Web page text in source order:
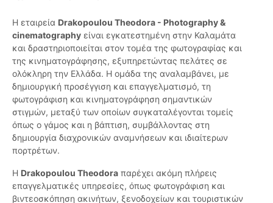
Η εταιρεία Drakopoulou Theodora - Photography &
cinematography είναι εγκατεστημένη στην Καλαμάτα
και δραστηριοποιείται στον τομέα της φωτογραφίας και
της κινηματογράφησης, εξυπηρετώντας πελάτες σε
ολόκληρη την Ελλάδα. Η ομάδα της αναλαμβάνει, με
δημιουργική προσέγγιση και επαγγελματισμό, τη
φωτογράφιση και κινηματογράφηση σημαντικών
στιγμών, μεταξύ των οποίων συγκαταλέγονται τομείς
όπως ο γάμος και η βάπτιση, συμβάλλοντας στη
δημιουργία διαχρονικών αναμνήσεων και ιδιαίτερων
πορτρέτων.
Η Drakopoulou Theodora παρέχει ακόμη πλήρεις
επαγγελματικές υπηρεσίες, όπως φωτογράφιση και
βιντεοσκόπηση ακινήτων, ξενοδοχείων και τουριστικών